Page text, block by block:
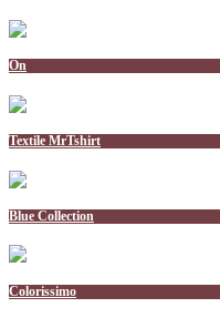
On
Textile MrTshirt
Blue Collection
Colorissimo